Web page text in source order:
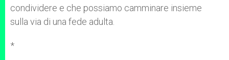
condividere e che possiamo camminare insieme
sulla via di una fede adulta.
*